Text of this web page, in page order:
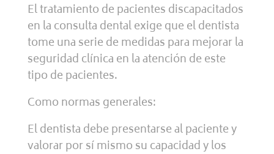
El tratamiento de pacientes discapacitados
en la consulta dental exige que el dentista
tome una serie de medidas para mejorar la
seguridad clínica en la atención de este
tipo de pacientes.
Como normas generales:
El dentista debe presentarse al paciente y
valorar por sí mismo su capacidad y los